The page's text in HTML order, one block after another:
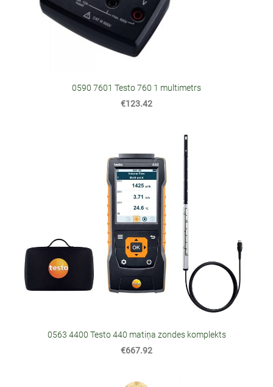
0590 7601 Testo 760 1 multimetrs
€123.42
0563 4400 Testo 440 matiņa zondes komplekts
€667.92